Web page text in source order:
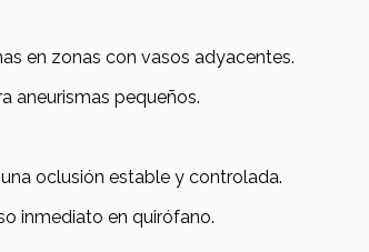
en zonas con vasos adyacentes.
aneurismas pequeños.
oclusión estable y controlada.
inmediato en quirófano.